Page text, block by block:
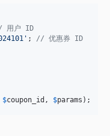
用户 ID
' ; // 优惠券 ID
$coupon_id , $params );